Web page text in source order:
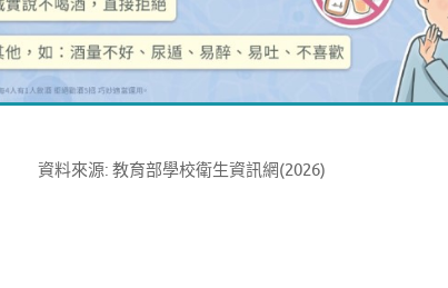
資料來源: 教育部學校衛生資訊網(2026)